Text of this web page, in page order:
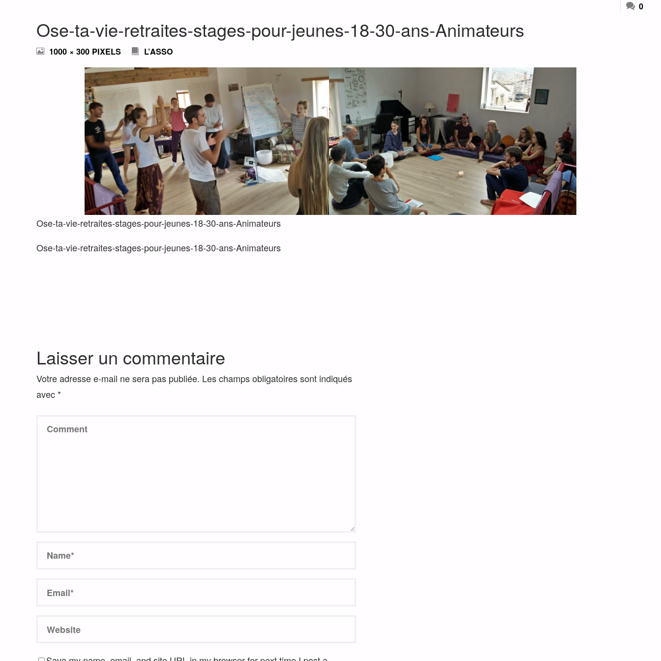
Ose-ta-vie-retraites-stages-pour-jeunes-18-30-ans-Animateurs
0
FULL1000 × 300 PIXELS L’ASSO
Ose-ta-vie-retraites-stages-pour-jeunes-18-30-ans-Animateurs
Ose-ta-vie-retraites-stages-pour-jeunes-18-30-ans-Animateurs
Laisser un commentaire
Votre adresse e-mail ne sera pas publiée. Les champs obligatoires sont indiqués
avec *